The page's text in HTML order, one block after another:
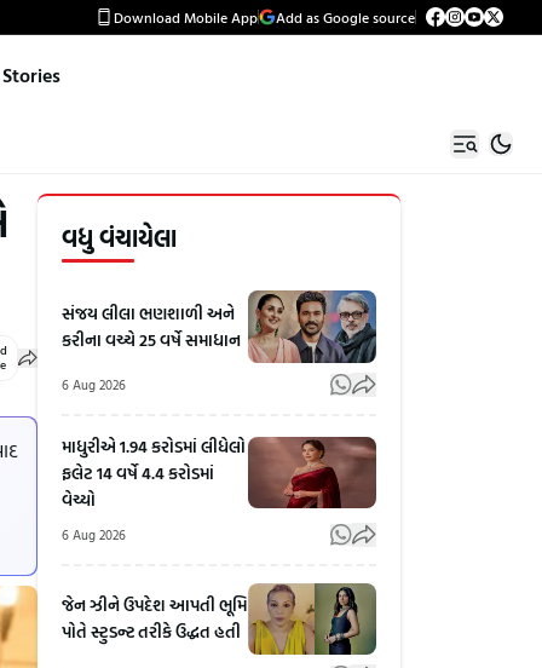
Download Mobile App Add as Google source
વધુ વંચાયેલા
સંજય લીલા ભણશાળી અને
કરીના વચ્ચે 25 વર્ષે સમાધાન
6 Aug 2026
માધુરીએ 1.94 કરોડમાં લીધેલો
ફલેટ 14 વર્ષે 4.4 કરોડમાં
વેચ્યો
6 Aug 2026
જેન ઝીને ઉપદેશ આપતી ભૂમિ
પોતે સ્ટુડન્ટ તરીકે ઉદ્ધત હતી